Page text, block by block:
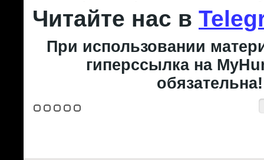
Читайте нас в
При использовании
гиперссылка на
обязательна!